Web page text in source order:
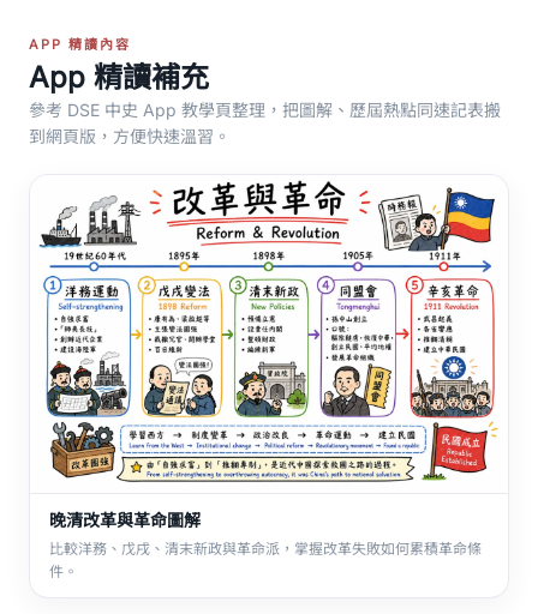
APP 精讀內容
App 精讀補充
參考 DSE 中史 App 教學頁整理，把圖解、歷屆熱點同速記表搬
到網頁版，方便快速溫習。
晚清改革與革命圖解
比較洋務、戊戌、清末新政與革命派，掌握改革失敗如何累積革命條
件。